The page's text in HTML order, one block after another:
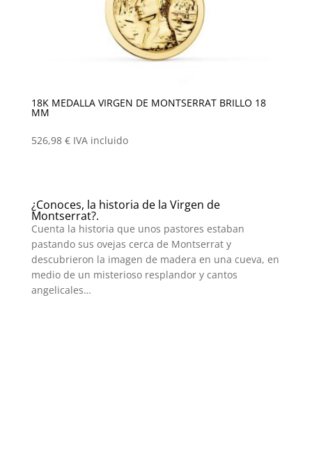
18K MEDALLA VIRGEN DE MONTSERRAT BRILLO 18
MM
526,98 € IVA incluido
¿Conoces, la historia de la Virgen de
Montserrat?.
Cuenta la historia que unos pastores estaban
pastando sus ovejas cerca de Montserrat y
descubrieron la imagen de madera en una cueva, en
medio de un misterioso resplandor y cantos
angelicales…